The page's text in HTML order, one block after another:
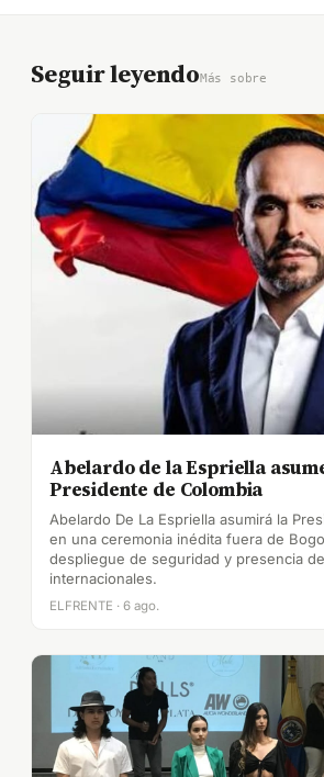
Seguir leyendoMás sobre
Abelardo de la Espriella
Presidente de Colombia
Abelardo De La Espriella asumirá la
en una ceremonia inédita fuera de
despliegue de seguridad y presencia
internacionales.
ELFRENTE · 6 ago.